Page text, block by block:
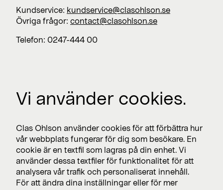
Kundservice: kundservice@clasohlson.se
Övriga frågor: contact@clasohlson.se
Telefon: 0247-444 00
Lediga jobb >
Nyhetsrum >
Prenumerera
Vi använder cookies.
Clas Ohlson använder cookies för att förbättra hur
vår webbplats fungerar för dig som besökare. En
cookie är en textfil som lagras på din enhet. Vi
använder dessa textfiler för funktionalitet för att
analysera vår trafik och personaliserat innehåll.
För att ändra dina inställningar eller för mer